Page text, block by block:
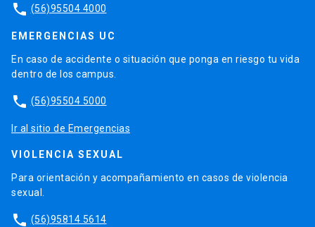
phone (56)95504 4000
EMERGENCIAS UC
En caso de accidente o situación que ponga en riesgo tu vida
dentro de los campus.
phone (56)95504 5000
Ir al sitio de Emergencias
VIOLENCIA SEXUAL
Para orientación y acompañamiento en casos de violencia
sexual.
phone (56)95814 5614